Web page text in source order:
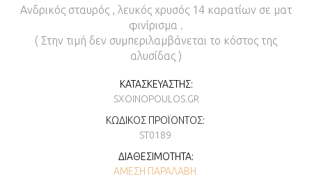
Ανδρικός σταυρός , λευκός χρυσός 14 καρατίων σε ματ
φινίρισμα .
( Στην τιμή δεν συμπεριλαμβάνεται το κόστος της
αλυσίδας )
ΚΑΤΑΣΚΕΥΑΣΤΉΣ:
SXOINOPOULOS.GR
ΚΩΔΙΚΌΣ ΠΡΟΪΌΝΤΟΣ:
ST0189
ΔΙΑΘΕΣΙΜΌΤΗΤΑ:
ΆΜΕΣΗ ΠΑΡΑΛΑΒΉ